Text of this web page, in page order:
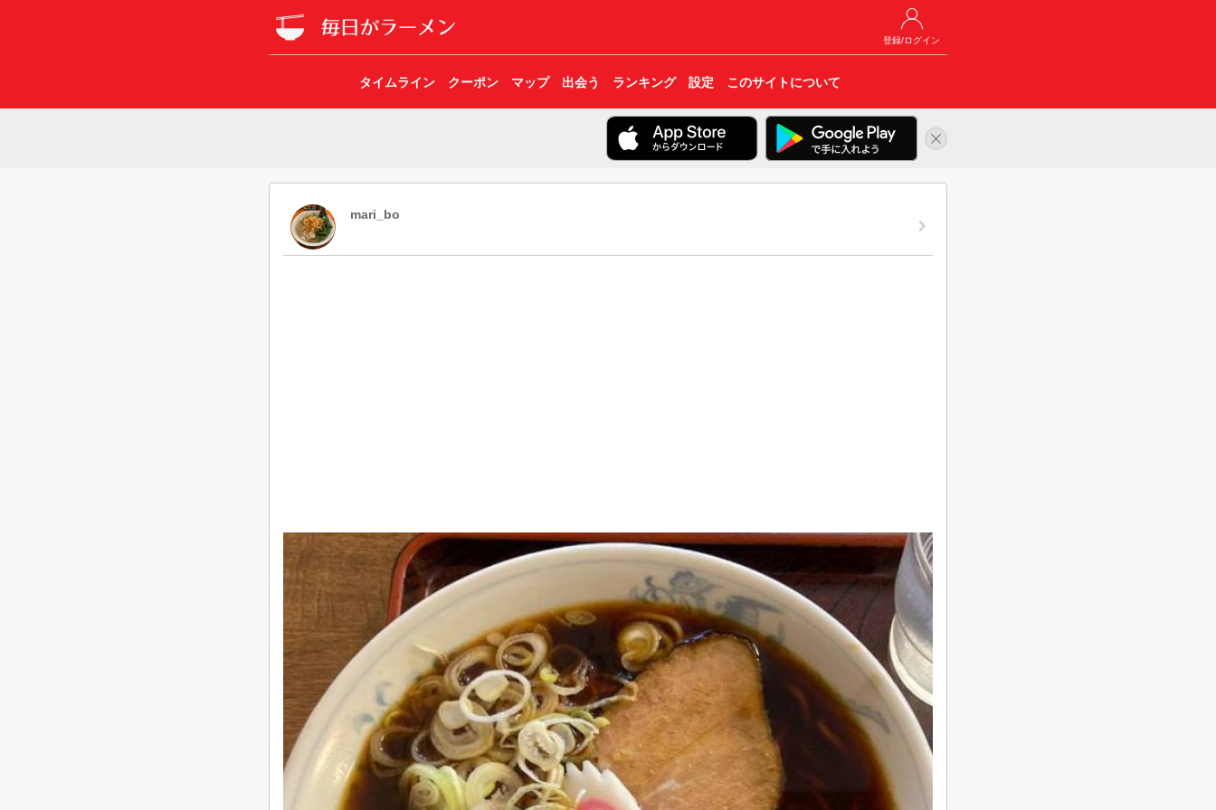
登録/ログイン
タイムライン クーポン マップ 出会う ランキング 設定 このサイトについて
mari_bo